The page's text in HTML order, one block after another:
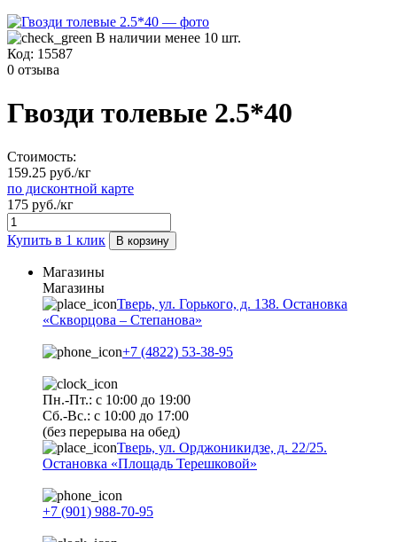
В наличии менее 10 шт.
Код: 15587
0 отзыва
Гвозди толевые 2.5*40
Стоимость:
159.25 руб./кг
по дисконтной карте
175 руб./кг
Купить в 1 клик В корзину
Магазины
Магазины
Тверь, ул. Горького, д. 138. Остановка
«Скворцова – Степанова»
+7 (4822) 53-38-95
Пн.-Пт.: с 10:00 до 19:00
Сб.-Вс.: с 10:00 до 17:00
(без перерыва на обед)
Тверь, ул. Орджоникидзе, д. 22/25.
Остановка «Площадь Терешковой»
+7 (901) 988-70-95